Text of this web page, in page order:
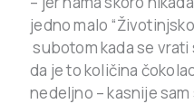
jedno malo
subotom kada se vrati
da je to količina
nedeljno – kasnije